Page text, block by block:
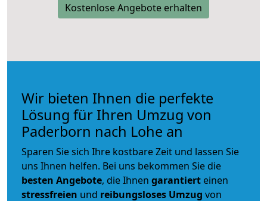
Kostenlose Angebote erhalten
Wir bieten Ihnen die perfekte
Lösung für Ihren Umzug von
Paderborn nach Lohe an
Sparen Sie sich Ihre kostbare Zeit und lassen Sie
uns Ihnen helfen. Bei uns bekommen Sie die
besten Angebote, die Ihnen garantiert einen
stressfreien und reibungsloses Umzug von